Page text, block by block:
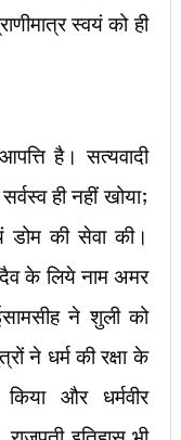
स्वयं को ही
है। सत्यवादी
ही नहीं खोया;
की सेवा की।
के लिये नाम अमर
ने शुली को
ने धर्म की रक्षा के
और धर्मवीर